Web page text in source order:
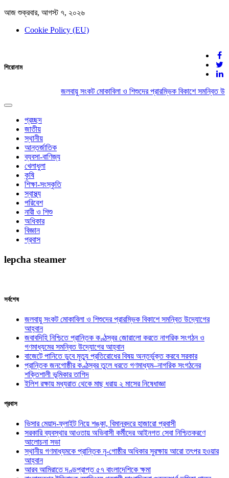
আজ শুক্রবার, আগস্ট ৭, ২০২৬
Cookie Policy (EU)
দেশের খবর
যুক্ত থাকুন দেশের সঙ্গে
শিরোনাম
জলবায়ু সংকট মোকাবিলা ও শিশুদের প্রারম্ভিক বিকাশে সমন্বিত
Toggle
navigation
প্রচ্ছদ
জাতীয়
স্থানীয়
আন্তর্জাতিক
ব্যবসা-বাণিজ্য
খেলাধুলা
কৃষি
শিক্ষা-সংস্কৃতি
স্বাস্থ্য
পরিবেশ
নারী ও শিশু
অধিকার
বিজ্ঞান
প্রবাস
lepcha steamer
সর্বশেষ
জলবায়ু সংকট মোকাবিলা ও শিশুদের প্রারম্ভিক বিকাশে সমন্বিত উদ্যোগের
আহ্বান
জবাবদিহি নিশ্চিতে প্রান্তিক কণ্ঠস্বর জোরালো করতে নাগরিক সংগঠন ও
গণমাধ্যমের সমন্বিত উদ্যোগের আহ্বান
বাজেটে পানিতে ডুবে মৃত্যু প্রতিরোধের বিষয় অন্তর্ভুক্ত করবে সরকার
প্রান্তিক জনগোষ্ঠীর কণ্ঠস্বর তুলে ধরতে গণমাধ্যম–নাগরিক সংগঠনের
শক্তিশালী ভূমিকার তাগিদ
ইলিশ রক্ষায় মধ্যরাত থেকে মাছ ধরায় ২ মাসের নিষেধাজ্ঞা
প্রবাস
ভিসার মেয়াদ-ফ্লাইট নিয়ে শঙ্কা, বিমানবন্দরে হাজারো প্রবাসী
সরকারি ব্যবস্থার আওতায় অভিবাসী কর্মীদের আইনগত সেবা নিশ্চিতকরণে
আলোচনা সভা
স্থানীয় গণমাধ্যমকে প্রান্তিক নৃ-গোষ্ঠীর অধিকার সুরক্ষায় আরো তৎপর হওয়ার
আহ্বান
আরব আমিরাতে দণ্ডপ্রাপ্ত ৫৭ বাংলাদেশিকে ক্ষমা